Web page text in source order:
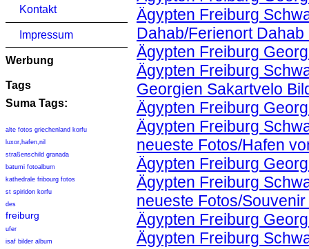
Kontakt
Impressum
Werbung
Tags
Suma Tags:
alte fotos griechenland korfu
luxor,hafen,nil
straßenschild granada
batumi fotoalbum
kathedrale fribourg fotos
st spiridon korfu
des
freiburg
ufer
isaf bilder album
Ägypten Freiburg
Dahab/Ferienort
Ägypten Freiburg
Ägypten Freiburg
Georgien Sakartvelo
Ägypten Freiburg
Ägypten Freiburg
neueste Fotos/Hafen
Ägypten Freiburg
Ägypten Freiburg
neueste Fotos/
Ägypten Freiburg
Ägypten Freiburg